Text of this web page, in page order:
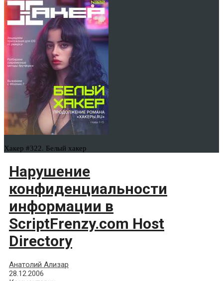
Хакер #322. Белый хакер
Нарушение
конфиденциальности
информации в
ScriptFrenzy.com Host
Directory
Анатолий Ализар
28.12.2006